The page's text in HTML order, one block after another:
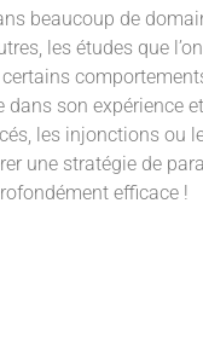
beaucoup de
les études que
son expérience
les injonctions ou
une stratégie de
efficace !